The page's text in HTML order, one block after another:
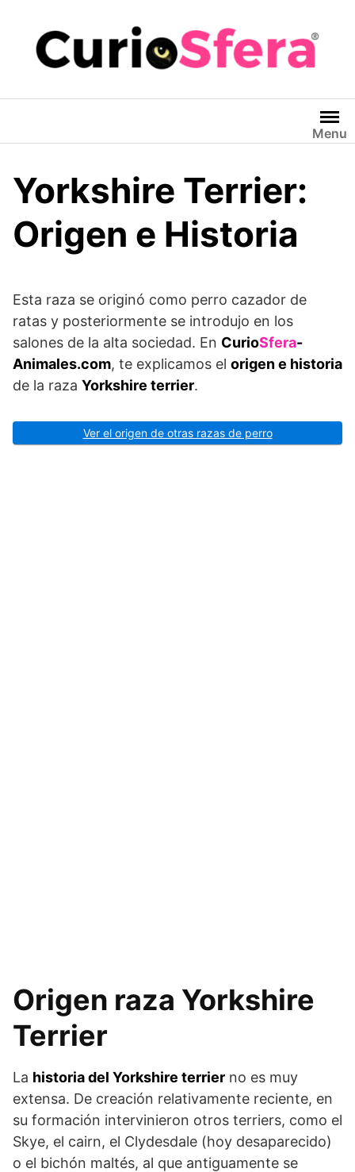
contenido
Menu
Yorkshire Terrier:
Origen e Historia
Esta raza se originó como perro cazador de
ratas y posteriormente se introdujo en los
salones de la alta sociedad. En CurioSfera-
Animales.com, te explicamos el origen e historia
de la raza Yorkshire terrier.
Ver el origen de otras razas de perro
Origen raza Yorkshire
Terrier
La historia del Yorkshire terrier no es muy
extensa. De creación relativamente reciente, en
su formación intervinieron otros terriers, como el
Skye, el cairn, el Clydesdale (hoy desaparecido)
o el bichón maltés, al que antiguamente se